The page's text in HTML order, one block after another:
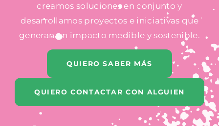
creamos soluciones en conjunto y
desarrollamos proyectos e iniciativas que
generan un impacto medible y sostenible.
QUIERO SABER MÁS
QUIERO CONTACTAR CON ALGUIEN